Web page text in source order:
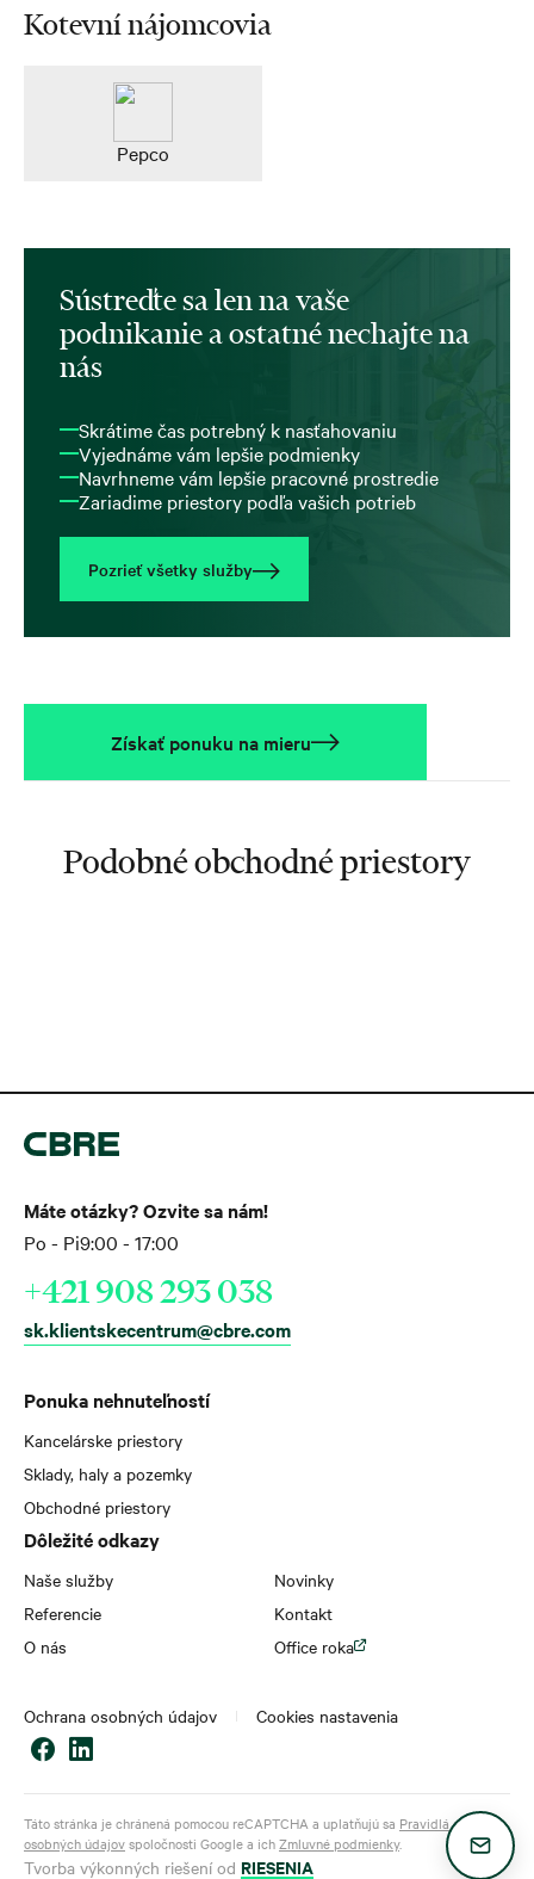
Kotevní nájomcovia
Pepco
Sústreďte sa len na vaše
podnikanie a ostatné nechajte na
nás
Skrátime čas potrebný k nasťahovaniu
Vyjednáme vám lepšie podmienky
Navrhneme vám lepšie pracovné prostredie
Zariadime priestory podľa vašich potrieb
Pozrieť všetky služby
Získať ponuku na mieru
Podobné obchodné priestory
Ponuka nehnuteľností
Kancelárske priestory
Sklady, haly a pozemky
Obchodné priestory
Dôležité odkazy
Naše služby
Referencie
O nás
Novinky
Kontakt
Office roka
Máte otázky? Ozvite sa nám!
Po - Pi9:00 - 17:00
+421 908 293 038
sk.klientskecentrum@cbre.com
Ochrana osobných údajov Cookies nastavenia
Táto stránka je chránená pomocou reCAPTCHA a uplatňujú sa Pravidlá ochrany
osobných údajovspoločnosti Google a ichZmluvné podmienky.
Tvorba výkonných riešení od RIESENIA